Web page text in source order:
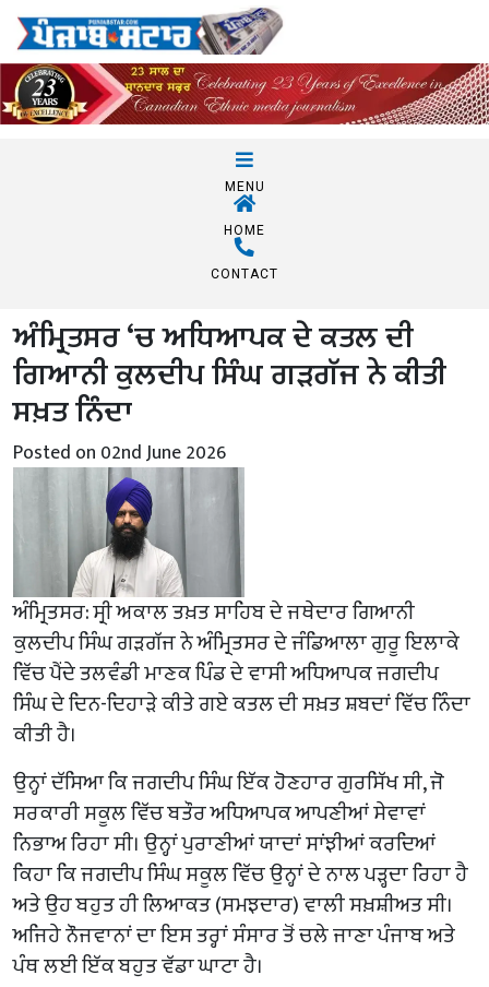
MENU
HOME
CONTACT
ਅੰਮ੍ਰਿਤਸਰ ‘ਚ ਅਧਿਆਪਕ ਦੇ ਕਤਲ ਦੀ
ਗਿਆਨੀ ਕੁਲਦੀਪ ਸਿੰਘ ਗੜਗੱਜ ਨੇ ਕੀਤੀ
ਸਖ਼ਤ ਨਿੰਦਾ
Posted on 02nd June 2026
ਅੰਮ੍ਰਿਤਸਰ: ਸ੍ਰੀ ਅਕਾਲ ਤਖ਼ਤ ਸਾਹਿਬ ਦੇ ਜਥੇਦਾਰ ਗਿਆਨੀ
ਕੁਲਦੀਪ ਸਿੰਘ ਗੜਗੱਜ ਨੇ ਅੰਮ੍ਰਿਤਸਰ ਦੇ ਜੰਡਿਆਲਾ ਗੁਰੂ ਇਲਾਕੇ
ਵਿੱਚ ਪੈਂਦੇ ਤਲਵੰਡੀ ਮਾਣਕ ਪਿੰਡ ਦੇ ਵਾਸੀ ਅਧਿਆਪਕ ਜਗਦੀਪ
ਸਿੰਘ ਦੇ ਦਿਨ-ਦਿਹਾੜੇ ਕੀਤੇ ਗਏ ਕਤਲ ਦੀ ਸਖ਼ਤ ਸ਼ਬਦਾਂ ਵਿੱਚ ਨਿੰਦਾ
ਕੀਤੀ ਹੈ।
ਉਨ੍ਹਾਂ ਦੱਸਿਆ ਕਿ ਜਗਦੀਪ ਸਿੰਘ ਇੱਕ ਹੋਣਹਾਰ ਗੁਰਸਿੱਖ ਸੀ, ਜੋ
ਸਰਕਾਰੀ ਸਕੂਲ ਵਿੱਚ ਬਤੌਰ ਅਧਿਆਪਕ ਆਪਣੀਆਂ ਸੇਵਾਵਾਂ
ਨਿਭਾਅ ਰਿਹਾ ਸੀ। ਉਨ੍ਹਾਂ ਪੁਰਾਣੀਆਂ ਯਾਦਾਂ ਸਾਂਝੀਆਂ ਕਰਦਿਆਂ
ਕਿਹਾ ਕਿ ਜਗਦੀਪ ਸਿੰਘ ਸਕੂਲ ਵਿੱਚ ਉਨ੍ਹਾਂ ਦੇ ਨਾਲ ਪੜ੍ਹਦਾ ਰਿਹਾ ਹੈ
ਅਤੇ ਉਹ ਬਹੁਤ ਹੀ ਲਿਆਕਤ (ਸਮਝਦਾਰ) ਵਾਲੀ ਸਖ਼ਸ਼ੀਅਤ ਸੀ।
ਅਜਿਹੇ ਨੌਜਵਾਨਾਂ ਦਾ ਇਸ ਤਰ੍ਹਾਂ ਸੰਸਾਰ ਤੋਂ ਚਲੇ ਜਾਣਾ ਪੰਜਾਬ ਅਤੇ
ਪੰਥ ਲਈ ਇੱਕ ਬਹੁਤ ਵੱਡਾ ਘਾਟਾ ਹੈ।